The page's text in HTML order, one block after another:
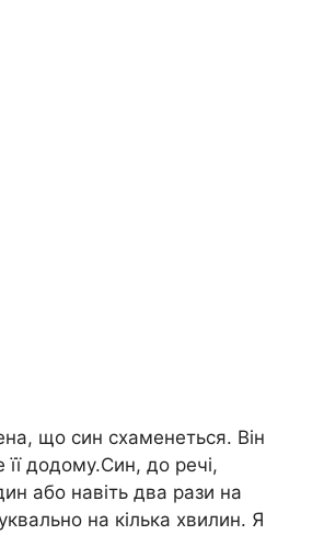
що син схаменеться. Він
її додому.Син, до речі,
або навіть два рази на
на кілька хвилин. Я